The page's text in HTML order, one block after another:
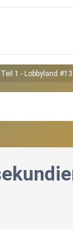
1 - Lobbyland #13